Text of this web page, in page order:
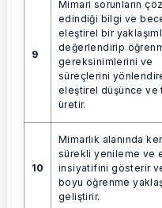
9
Mimari sorunların
edindiği bilgi ve
eleştirel bir
değerlendirip
gereksinimlerini ve
süreçlerini
eleştirel düşünce ve
üretir.
10
Mimarlık alanında
sürekli yenileme ve
insiyatifini gösterir
boyu öğrenme
geliştirir.